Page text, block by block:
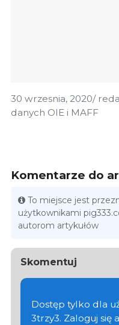
30 wrzesnia, 2020/
danych OIE i MAFF
Komentarze do
To miejsce jest
użytkownikami
autorom artykułów
Skomentuj
Dostęp tylko dla
3trzy3. Zaloguj się